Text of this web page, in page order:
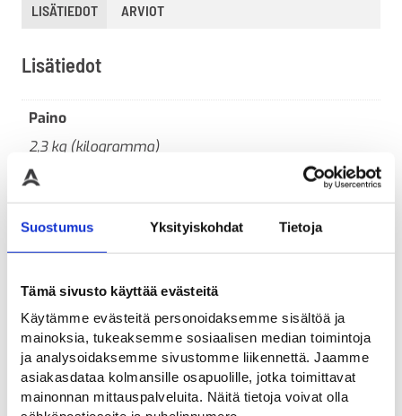
Suostumus Yksityiskohdat Tietoja
Tämä sivusto käyttää evästeitä
Käytämme evästeitä personoidaksemme sisältöä ja
mainoksia, tukeaksemme sosiaalisen median toimintoja
ja analysoidaksemme sivustomme liikennettä. Jaamme
asiakasdataa kolmansille osapuolille, jotka toimittavat
mainonnan mittauspalveluita. Näitä tietoja voivat olla
LISÄTIEDOT ARVIOT
Lisätiedot
Paino
2,3 kg (kilogramma)
Heijastavuusluokka
Materiaali
Muovi